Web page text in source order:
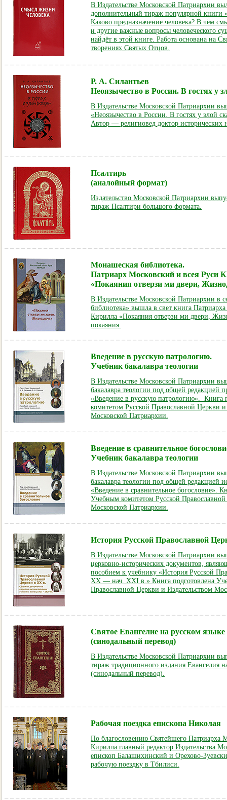
В Издательстве Московской Патриархии
дополнительный тираж популярной книги
Каково предназначение человека? В чём
и другие важные вопросы человеческого
найдёт в этой книге. Работа основана на
творениях Святых Отцов.
Р. А. Силантьев
Неоязычество в России. В гостях у
В Издательстве Московской Патриархии
«Неоязычество в России. В гостях у злой
Автор — религиовед доктор исторических
Псалтирь
(аналойный формат)
Издательство Московской Патриархии
тираж Псалтири большого формата.
Монашеская библиотека.
Патриарх Московский и всея
«Покаяния отверзи ми двери,
В Издательстве Московской Патриархии в
библиотека» вышла в свет книга
Кирилла «Покаяния отверзи ми двери,
покаяния.
Введение в русскую патрологию.
Учебник бакалавра теологии
В Издательстве Московской Патриархии
бакалавра теологии под общей редакцией
«Введение в русскую патрологию». Книга
комитетом Русской Православной Церкви и
Московской Патриархии.
Введение в сравнительное
Учебник бакалавра теологии
В Издательстве Московской Патриархии
бакалавра теологии под общей редакцией
«Введение в сравнительное богословие».
Учебным комитетом Русской
Московской Патриархии
История Русской Православной
В Издательстве Московской Патриархии
церковно-исторических документов,
пособием к учебнику «История Русской
XX — нач. XXI в.» Книга подготовлена
Православной Церкви и Издательством
Святое Евангелие на русском языке
(cинодальный перевод)
В Издательстве Московской Патриархии
тираж традиционного издания Евангелия
(cинодальный перевод).
Рабочая поездка епископа Николая
По благословению Святейшего Патриарха
Кирилла главный редактор Издательства
епископ Балашихинский и Орехово-
рабочую поездку в Тбилиси.